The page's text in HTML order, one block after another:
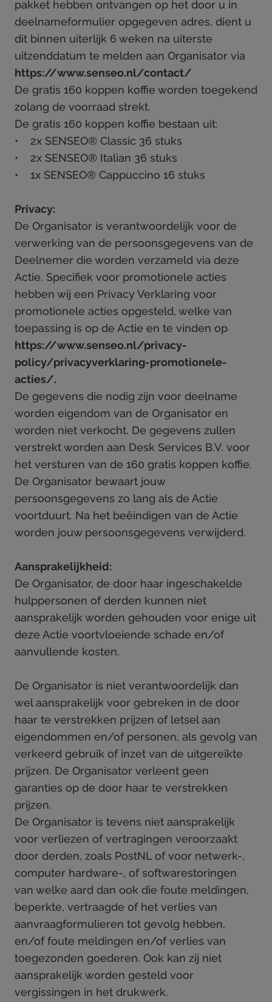
pakket hebben ontvangen op het door u in
deelnameformulier opgegeven adres, dient u
dit binnen uiterlijk 6 weken na uiterste
uitzenddatum te melden aan Organisator via
https://www.senseo.nl/contact/
De gratis 160 koppen koffie worden toegekend
zolang de voorraad strekt.
De gratis 160 koppen koffie bestaan uit:
• 2x SENSEO® Classic 36 stuks
• 2x SENSEO® Italian 36 stuks
• 1x SENSEO® Cappuccino 16 stuks
Privacy:
De Organisator is verantwoordelijk voor de
verwerking van de persoonsgegevens van de
Deelnemer die worden verzameld via deze
Actie. Specifiek voor promotionele acties
hebben wij een Privacy Verklaring voor
promotionele acties opgesteld, welke van
toepassing is op de Actie en te vinden op
https://www.senseo.nl/privacy-
policy/privacyverklaring-promotionele-
acties/.
De gegevens die nodig zijn voor deelname
worden eigendom van de Organisator en
worden niet verkocht. De gegevens zullen
verstrekt worden aan Desk Services B.V. voor
het versturen van de 160 gratis koppen koffie.
De Organisator bewaart jouw
persoonsgegevens zo lang als de Actie
voortduurt. Na het beëindigen van de Actie
worden jouw persoonsgegevens verwijderd.
Aansprakelijkheid:
De Organisator, de door haar ingeschakelde
hulppersonen of derden kunnen niet
aansprakelijk worden gehouden voor enige uit
deze Actie voortvloeiende schade en/of
aanvullende kosten.
De Organisator is niet verantwoordelijk dan
wel aansprakelijk voor gebreken in de door
haar te verstrekken prijzen of letsel aan
eigendommen en/of personen, als gevolg van
verkeerd gebruik of inzet van de uitgereikte
prijzen. De Organisator verleent geen
garanties op de door haar te verstrekken
prijzen.
De Organisator is tevens niet aansprakelijk
voor verliezen of vertragingen veroorzaakt
door derden, zoals PostNL of voor netwerk-,
computer hardware-, of softwarestoringen
van welke aard dan ook die foute meldingen,
beperkte, vertraagde of het verlies van
aanvraagformulieren tot gevolg hebben,
en/of foute meldingen en/of verlies van
toegezonden goederen. Ook kan zij niet
aansprakelijk worden gesteld voor
vergissingen in het drukwerk.